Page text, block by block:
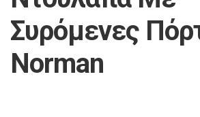
Συρόμενες
Norman